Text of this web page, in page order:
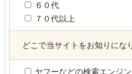
６０代
７０代以上
どこで当サイトをお知りにな
ヤフーなどの検索エンジン